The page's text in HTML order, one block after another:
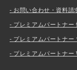
お問い合わせ・資料請
プレミアムパートナー
プレミアムパートナー
プレミアムパートナー